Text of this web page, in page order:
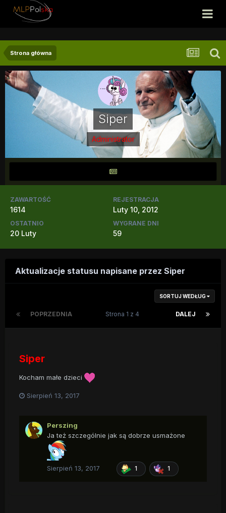
Strona główna
Siper
Administrator
ZAWARTOŚĆ
1614
REJESTRACJA
Luty 10, 2012
OSTATNIO
20 Luty
WYGRANE DNI
59
Aktualizacje statusu napisane przez Siper
SORTUJ WEDŁUG
POPRZEDNIA DALEJ
Strona 1 z 4
Siper
Kocham małe dzieci
Sierpień 13, 2017
Perszing
Ja też szczególnie jak są dobrze usmażone
Sierpień 13, 2017 1 1